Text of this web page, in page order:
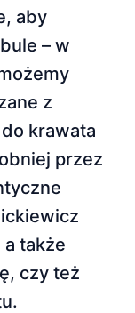
aby
– w
z
krawata
przez
a także
czy też